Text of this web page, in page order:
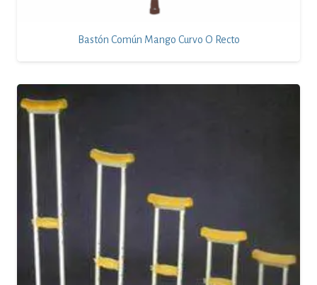
Bastón Común Mango Curvo O Recto